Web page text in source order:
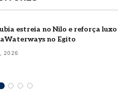
estreia no Nilo e reforça luxo
no Egito
2026